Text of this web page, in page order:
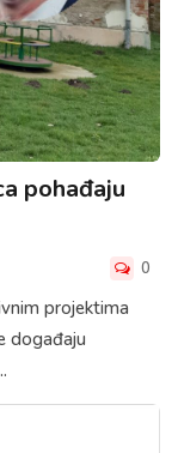
pohađaju
0
projektima
događaju